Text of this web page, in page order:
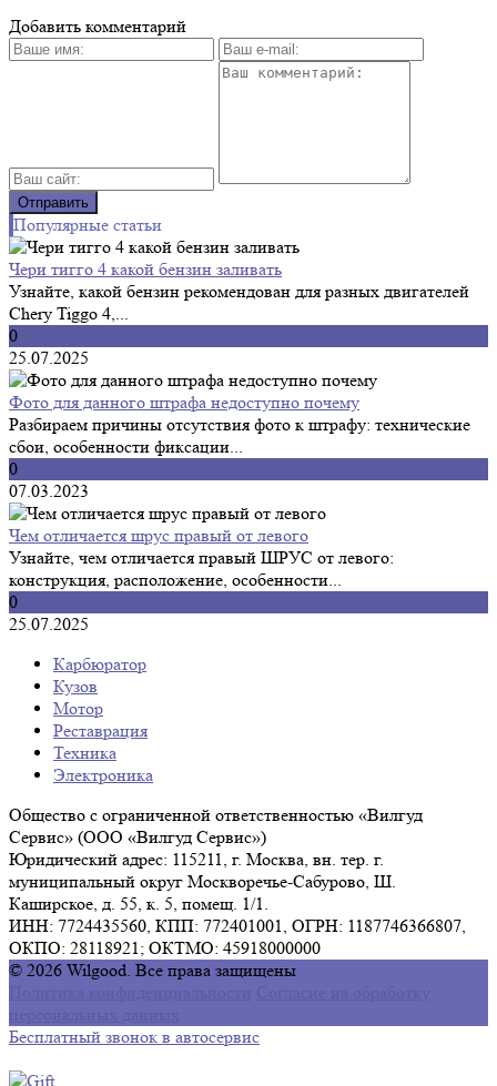
Добавить комментарий
Популярные статьи
Чери тигго 4 какой бензин заливать
Узнайте, какой бензин рекомендован для разных двигателей
Chery Tiggo 4,...
0
25.07.2025
Фото для данного штрафа недоступно почему
Разбираем причины отсутствия фото к штрафу: технические
сбои, особенности фиксации...
0
07.03.2023
Чем отличается шрус правый от левого
Узнайте, чем отличается правый ШРУС от левого:
конструкция, расположение, особенности...
0
25.07.2025
Карбюратор
Кузов
Мотор
Реставрация
Техника
Электроника
Общество с ограниченной ответственностью «Вилгуд
Сервис» (ООО «Вилгуд Сервис»)
Юридический адрес: 115211, г. Москва, вн. тер. г.
муниципальный округ Москворечье-Сабурово, Ш.
Каширское, д. 55, к. 5, помещ. 1/1.
ИНН: 7724435560, КПП: 772401001, ОГРН: 1187746366807,
ОКПО: 28118921; ОКТМО: 45918000000
© 2026 Wilgood. Все права защищены
Бесплатный звонок в автосервис